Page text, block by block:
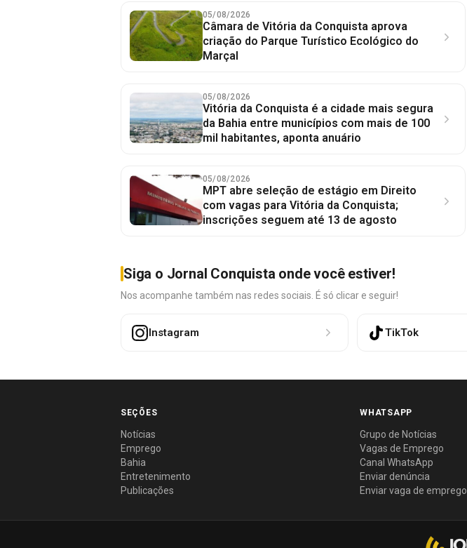
05/08/2026
Câmara de Vitória da Conquista aprova
criação do Parque Turístico Ecológico do
Marçal
05/08/2026
Vitória da Conquista é a cidade mais segura
da Bahia entre municípios com mais de 100
mil habitantes, aponta anuário
05/08/2026
MPT abre seleção de estágio em Direito
com vagas para Vitória da Conquista;
inscrições seguem até 13 de agosto
Siga o Jornal Conquista onde você estiver!
Nos acompanhe também nas redes sociais. É só clicar e seguir!
Instagram TikTok
SEÇÕES
Notícias
Emprego
Bahia
Entretenimento
Publicações
WHATSAPP
Grupo de Notícias
Vagas de Emprego
Canal WhatsApp
Enviar denúncia
Enviar vaga de emprego